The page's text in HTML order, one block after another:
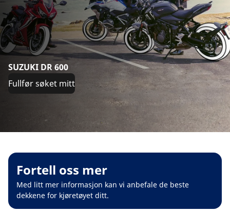
SUZUKI DR 600
Fullfør søket mitt
Fortell oss mer
Med litt mer informasjon kan vi anbefale de beste
dekkene for kjøretøyet ditt.